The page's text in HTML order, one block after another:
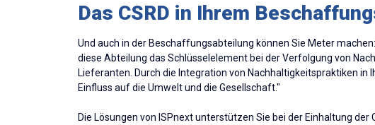
Das CSRD in Ihrem
Und auch in der Beschaffungsabteilung können Sie Meter
diese Abteilung das Schlüsselelement bei der Verfolgung von
Lieferanten. Durch die Integration von Nachhaltigkeitspraktiken
Einfluss auf die Umwelt und die Gesellschaft."
Die Lösungen von ISPnext unterstützen Sie bei der Einhaltung